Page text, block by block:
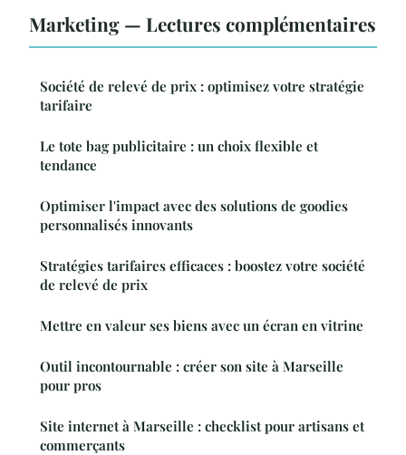
Marketing — Lectures complémentaires
Société de relevé de prix : optimisez votre stratégie
tarifaire
Le tote bag publicitaire : un choix flexible et
tendance
Optimiser l'impact avec des solutions de goodies
personnalisés innovants
Stratégies tarifaires efficaces : boostez votre société
de relevé de prix
Mettre en valeur ses biens avec un écran en vitrine
Outil incontournable : créer son site à Marseille
pour pros
Site internet à Marseille : checklist pour artisans et
commerçants